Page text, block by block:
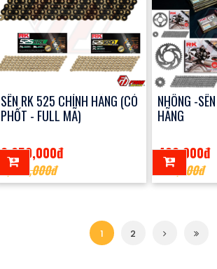
SÊN RK 525 CHÍNH HÃNG (CÓ
PHỐT - FULL MÃ)
2,250,000đ
2,300,000đ
NHÔNG -
HÃNG
400,000đ
650,000đ
1 2